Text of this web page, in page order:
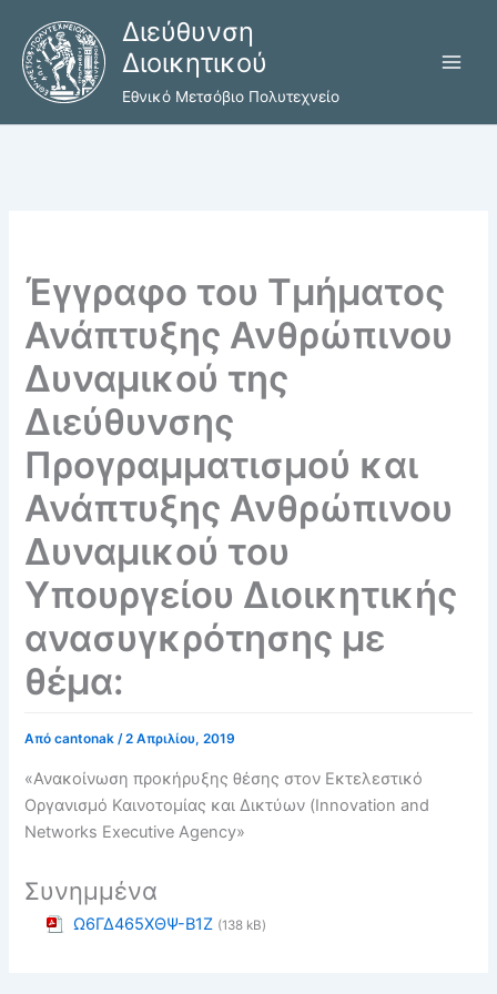
περιεχόμενο
Διεύθυνση
Διοικητικού
Εθνικό Μετσόβιο Πολυτεχνείο
Έγγραφο του Τμήματος
Ανάπτυξης Ανθρώπινου
Δυναμικού της
Διεύθυνσης
Προγραμματισμού και
Ανάπτυξης Ανθρώπινου
Δυναμικού του
Υπουργείου Διοικητικής
ανασυγκρότησης με
θέμα:
Απόcantonak/2 Απριλίου, 2019
«Ανακοίνωση προκήρυξης θέσης στον Εκτελεστικό
Οργανισμό Καινοτομίας και Δικτύων (Innovation and
Networks Executive Agency»
Συνημμένα
Ω6ΓΔ465ΧΘΨ-Β1Ζ (138 kB)